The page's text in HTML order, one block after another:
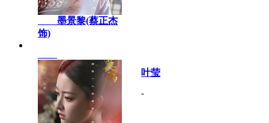
墨景黎(蔡正杰
饰)
叶莹
-